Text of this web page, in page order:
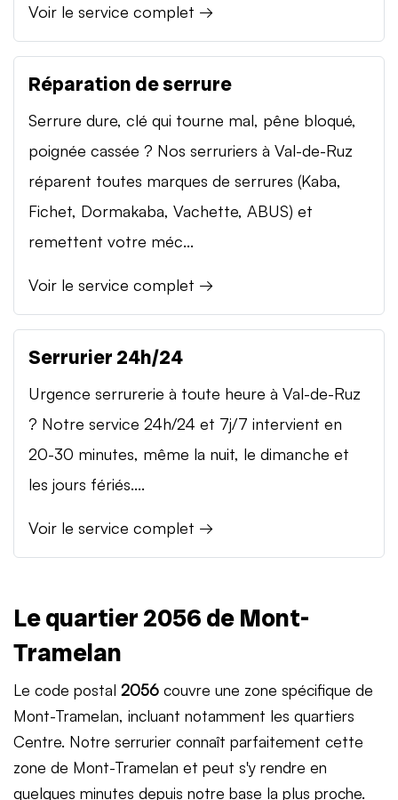
Voir le service complet →
Réparation de serrure
Serrure dure, clé qui tourne mal, pêne bloqué,
poignée cassée ? Nos serruriers à Val-de-Ruz
réparent toutes marques de serrures (Kaba,
Fichet, Dormakaba, Vachette, ABUS) et
remettent votre méc...
Voir le service complet →
Serrurier 24h/24
Urgence serrurerie à toute heure à Val-de-Ruz
? Notre service 24h/24 et 7j/7 intervient en
20-30 minutes, même la nuit, le dimanche et
les jours fériés....
Voir le service complet →
Le quartier 2056 de Mont-
Tramelan
Le code postal 2056 couvre une zone spécifique de
Mont-Tramelan, incluant notamment les quartiers
Centre. Notre serrurier connaît parfaitement cette
zone de Mont-Tramelan et peut s'y rendre en
quelques minutes depuis notre base la plus proche.